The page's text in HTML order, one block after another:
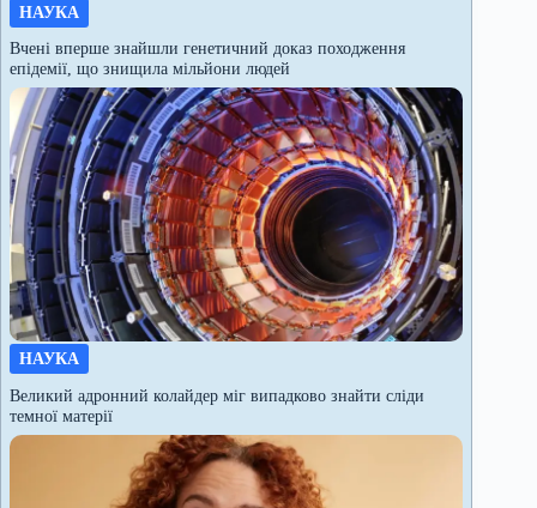
НАУКА
Вчені вперше знайшли генетичний доказ походження
епідемії, що знищила мільйони людей
НАУКА
Великий адронний колайдер міг випадково знайти сліди
темної матерії